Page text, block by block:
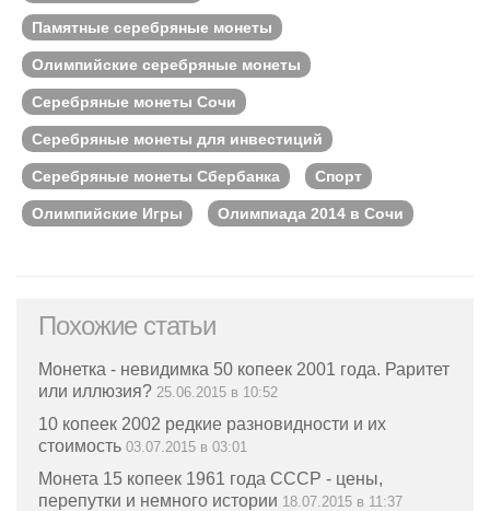
Памятные серебряные монеты
Олимпийские серебряные монеты
Серебряные монеты Сочи
Серебряные монеты для инвестиций
Серебряные монеты Сбербанка Спорт
Олимпийские Игры Олимпиада 2014 в Сочи
Похожие статьи
Монетка - невидимка 50 копеек 2001 года. Раритет
или иллюзия? 25.06.2015 в 10:52
10 копеек 2002 редкие разновидности и их
стоимость 03.07.2015 в 03:01
Монета 15 копеек 1961 года СССР - цены,
перепутки и немного истории 18.07.2015 в 11:37